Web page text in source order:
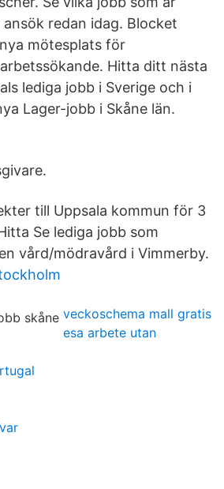
redan idag. Blocket
mötesplats för
Hitta ditt nästa
lediga jobb i Sverige och i
Lager-jobb i Skåne län.
till Uppsala kommun för 3
Se lediga jobb som
vård/mödravård i Vimmerby.
veckoschema mall gratis
esa arbete utan